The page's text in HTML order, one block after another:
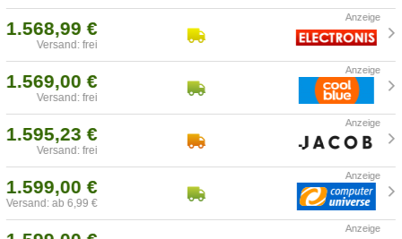
1.568,99 €
Versand: frei
1.569,00 €
Versand: frei
1.595,23 €
Versand: frei
1.599,00 €
Versand: ab 6,99 €